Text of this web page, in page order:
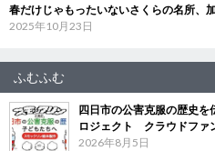
春だけじゃもったいないさくらの名所、
2025年10月23日
ふむふむ
四日市の公害克服の歴史
ロジェクト クラウドファ
2026年8月5日